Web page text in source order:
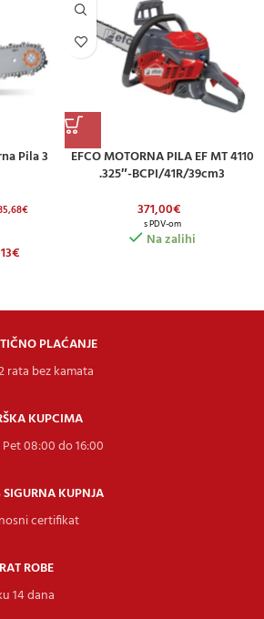
Pila 3
€
€
EFCO MOTORNA PILA EF MT 4110
.325″-BCPI/41R/39cm3
371,00€
s PDV-om
Na zalihi
PLAĆANJE
rata bez kamata
KUPCIMA
08:00 do 16:00
KUPNJA
certifikat
ROBE
14 dana